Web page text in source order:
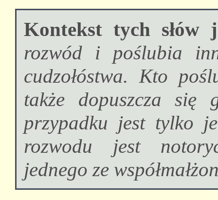
Kontekst tych słów
rozwód i poślubia
cudzołóstwa. Kto
także dopuszcza się
przypadku jest tylko
rozwodu jest
jednego ze